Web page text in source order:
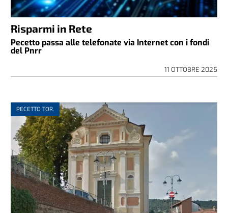
Risparmi in Rete
Pecetto passa alle telefonate via Internet con i fondi
del Pnrr
11 OTTOBRE 2025
PECETTO TOR.